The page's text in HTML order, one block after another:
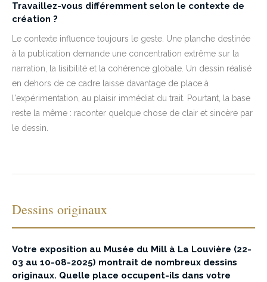
Travaillez-vous différemment selon le contexte de
création ?
Le contexte influence toujours le geste. Une planche destinée
à la publication demande une concentration extrême sur la
narration, la lisibilité et la cohérence globale. Un dessin réalisé
en dehors de ce cadre laisse davantage de place à
l'expérimentation, au plaisir immédiat du trait. Pourtant, la base
reste la même : raconter quelque chose de clair et sincère par
le dessin.
Dessins originaux
Votre exposition au Musée du Mill à La Louvière (22-
03 au 10-08-2025) montrait de nombreux dessins
originaux. Quelle place occupent-ils dans votre